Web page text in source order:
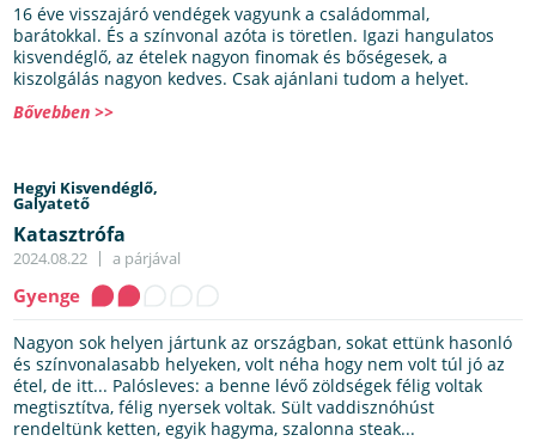
16 éve visszajáró vendégek vagyunk a családommal,
barátokkal. És a színvonal azóta is töretlen. Igazi hangulatos
kisvendéglő, az ételek nagyon finomak és bőségesek, a
kiszolgálás nagyon kedves. Csak ajánlani tudom a helyet.
Bővebben >>
Hegyi Kisvendéglő,
Galyatető
Katasztrófa
2024.08.22 a párjával
Gyenge
Nagyon sok helyen jártunk az országban, sokat ettünk hasonló
és színvonalasabb helyeken, volt néha hogy nem volt túl jó az
étel, de itt... Palósleves: a benne lévő zöldségek félig voltak
megtisztítva, félig nyersek voltak. Sült vaddisznóhúst
rendeltünk ketten, egyik hagyma, szalonna steak...